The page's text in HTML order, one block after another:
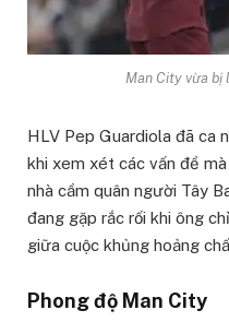
Man City vừa bị
HLV Pep Guardiola đã ca
khi xem xét các vấn đề
nhà cầm quân người Tây
đang gặp rắc rối khi ông
giữa cuộc khủng hoảng
Phong độ Man City